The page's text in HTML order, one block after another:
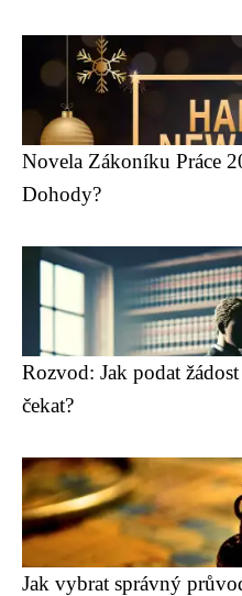
Novela Zákoníku Práce
Dohody?
Rozvod: Jak podat
čekat?
Jak vybrat správný